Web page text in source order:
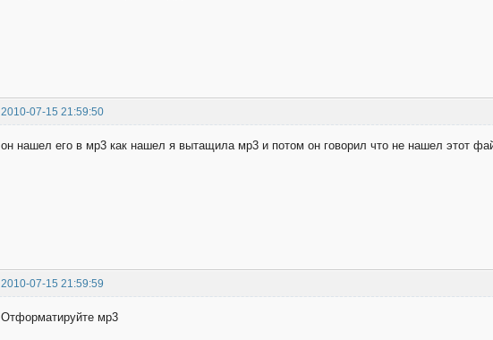
2010-07-15 21:59:50
он нашел его в мр3 как нашел я вытащила мр3 и потом он говорил что не нашел этот
2010-07-15 21:59:59
Отформатируйте мр3